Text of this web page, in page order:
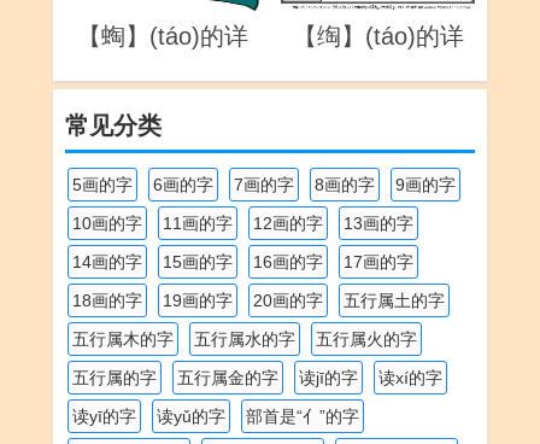
【蜪】(táo)的详
【绹】(táo)的详
常见分类
5画的字 6画的字 7画的字 8画的字
9画的字
10画的字
11画的字 12画的字
13画的字
14画的字
15画的字 16画的字
17画的字
18画的字
19画的字 20画的字
五行属土的字
五行属木的字
五行属水的字
五行属火的字
五行属的字
五行属金的字 读jī的字
读xí的字
读yī的字
读yǔ的字
部首是“亻”的字